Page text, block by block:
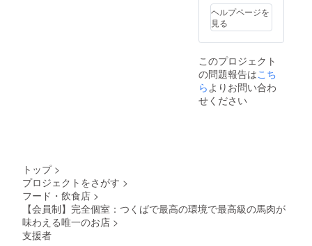
キャン
つきま
して
は、ご
来店日
から前
日の18
時以降
きま
します
③二回
目以
降、会
サイト
からご
予約と
なりま
す。
確認と
ク、ハ
ツ刺
し、ス
テー
肉握り2
貫、デ
ザート)
【会員
様のご
初回来
ヘルプページを
見る
このプロジェクト
の問題報告はこち
らよりお問い合わ
せください
トップ >
プロジェクトをさがす >
フード・飲食店 >
【会員制】完全個室：つくばで最高の環境で最高級の馬肉が
味わえる唯一のお店 >
支援者